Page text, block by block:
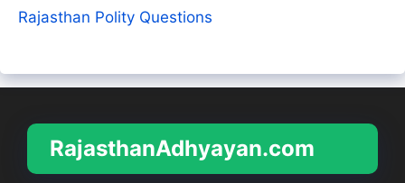
Rajasthan Polity Questions
RajasthanAdhyayan.com